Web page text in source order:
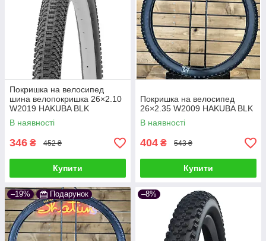
Вигідні акції на сайті –
встигайте купити
велопокришки за
зниженими цінами!
Покришка на велосипед
шина велопокришка 26×2.10
W2019 HAKUBA BLK
В наявності
346 ₴ 452 ₴
Купити
Покришка на велосипед
26×2.35 W2009 HAKUBA BLK
В наявності
404 ₴ 543 ₴
Купити
–19% Подарунок –8%